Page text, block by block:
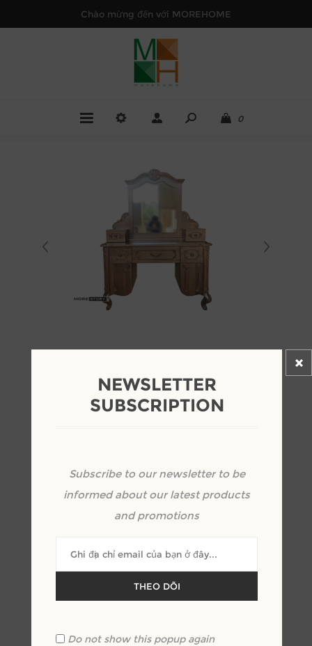
Chào mừng đến với MOREHOME
0
MẪU BÀN PHẤN TRANG
ĐIỂM GỖ ÓC CHÓ ĐẦY
SANG TRỌNG
nhà chế tạo: MOREHOME
SKU: BTT000001
Mẫu bàn phấn trang điểm được thiết kế với
NEWSLETTER
SUBSCRIPTION
Subscribe to our newsletter to be
informed about our latest products
and promotions
THEO DÕI
Do not show this popup again